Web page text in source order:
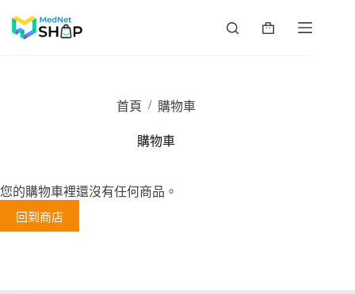
首頁 / 購物車
購物車
您的購物車裡還沒有任何商品。
回到商店